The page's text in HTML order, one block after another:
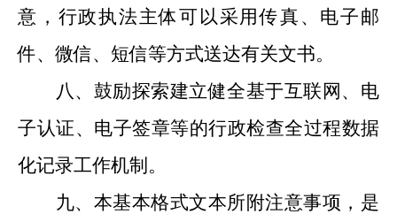
意，行政执法主体可以采用传真、电子邮
件、微信、短信等方式送达有关文书。
八、鼓励探索建立健全基于互联网、电
子认证、电子签章等的行政检查全过程数据
化记录工作机制。
九、 本基本格式文本所附注意事项，是